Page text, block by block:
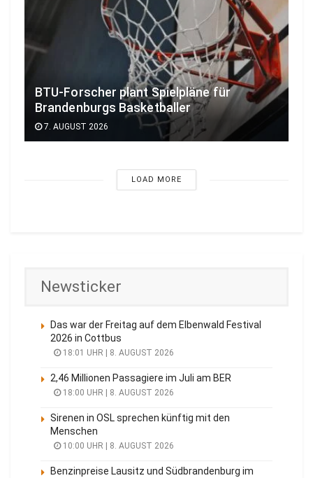
BTU-Forscher plant Spielpläne für
Brandenburgs Basketballer
7. AUGUST 2026
LOAD MORE
Newsticker
Das war der Freitag auf dem Elbenwald Festival
2026 in Cottbus
18:01 UHR | 8. AUGUST 2026
2,46 Millionen Passagiere im Juli am BER
18:00 UHR | 8. AUGUST 2026
Sirenen in OSL sprechen künftig mit den
Menschen
10:00 UHR | 8. AUGUST 2026
Benzinpreise Lausitz und Südbrandenburg im